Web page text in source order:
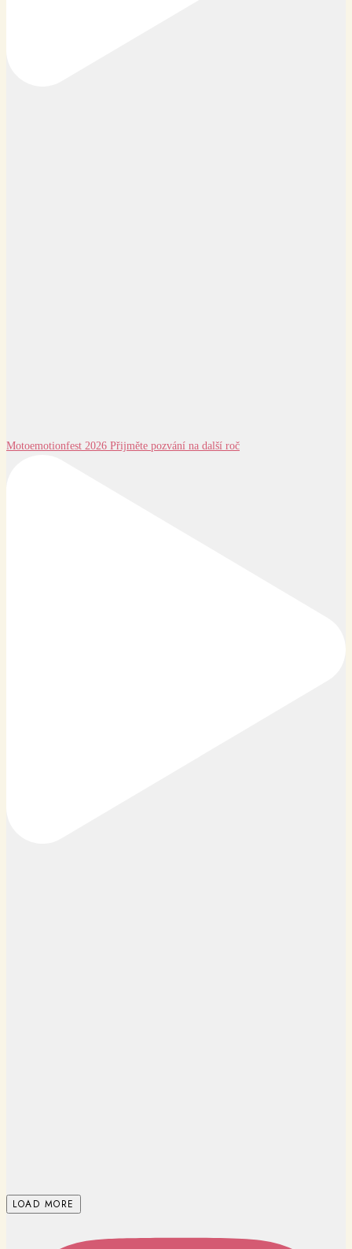
Motoemotionfest 2026 Přijměte pozvání na další roč
LOAD MORE